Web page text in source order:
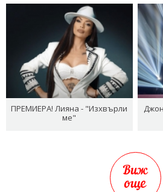
ПРЕМИЕРА! Лияна - "Изхвърли
ме"
Виж
още